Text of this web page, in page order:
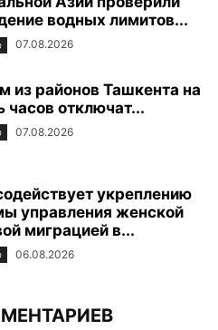
водных лимитов...
07.08.2026
из районов Ташкента на
часов отключат...
07.08.2026
укреплению
управления женской
миграцией в...
06.08.2026